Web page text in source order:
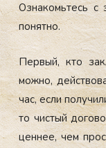
Оз­на­комь­тесь с
по­нят­но.
Пер­вый, кто
можно,
час, ес­ли
то чис­тый
цен­нее, чем